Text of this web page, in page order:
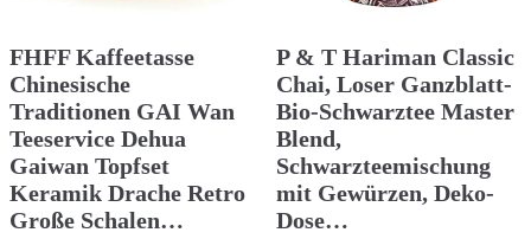
FHFF Kaffeetasse
Chinesische
Traditionen GAI Wan
Teeservice Dehua
Gaiwan Topfset
Keramik Drache Retro
Große Schalen…
P & T Hariman Classic
Chai, Loser Ganzblatt-
Bio-Schwarztee Master
Blend,
Schwarzteemischung
mit Gewürzen, Deko-
Dose…